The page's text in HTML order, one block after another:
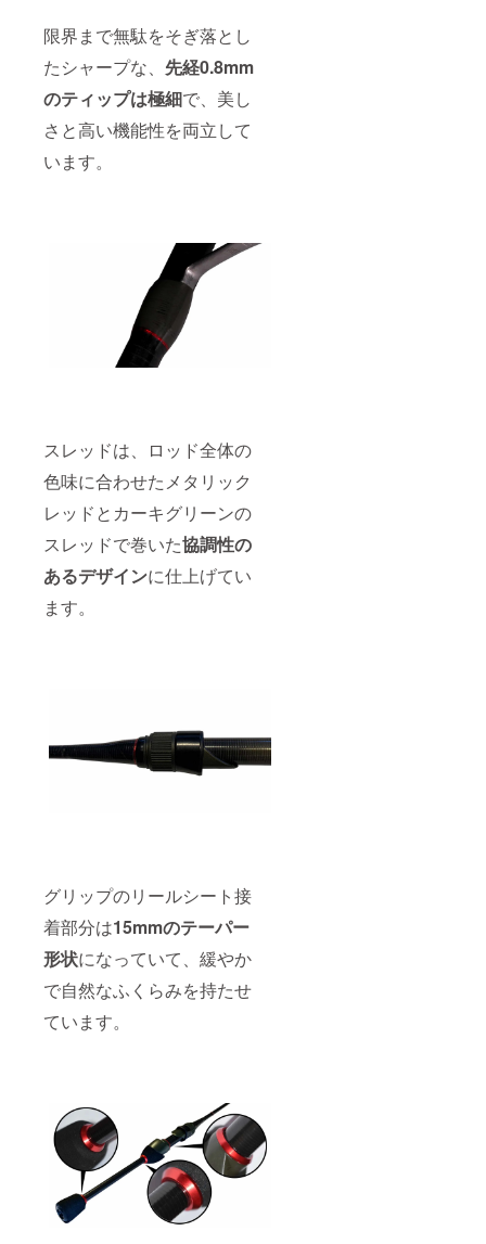
限界まで無駄をそぎ落とし
たシャープな、 先経0.8mm
のティップは極細で、美し
さと高い機能性を両立して
います。
スレッドは、ロッド全体の
色味に合わせたメタリック
レッドとカーキグリーンの
スレッドで巻いた協調性の
あるデザインに仕上げてい
ます。
グリップのリールシート接
着部分は15mmのテーパー
形状になっていて、緩やか
で自然なふくらみを持たせ
ています。